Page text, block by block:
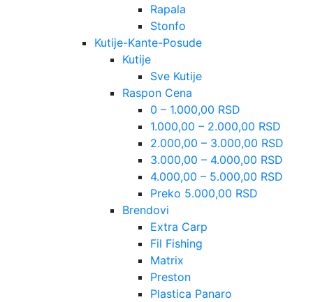
Rapala
Stonfo
Kutije-Kante-Posude
Kutije
Sve Kutije
Raspon Cena
0 – 1.000,00 RSD
1.000,00 – 2.000,00 RSD
2.000,00 – 3.000,00 RSD
3.000,00 – 4.000,00 RSD
4.000,00 – 5.000,00 RSD
Preko 5.000,00 RSD
Brendovi
Extra Carp
Fil Fishing
Matrix
Preston
Plastica Panaro